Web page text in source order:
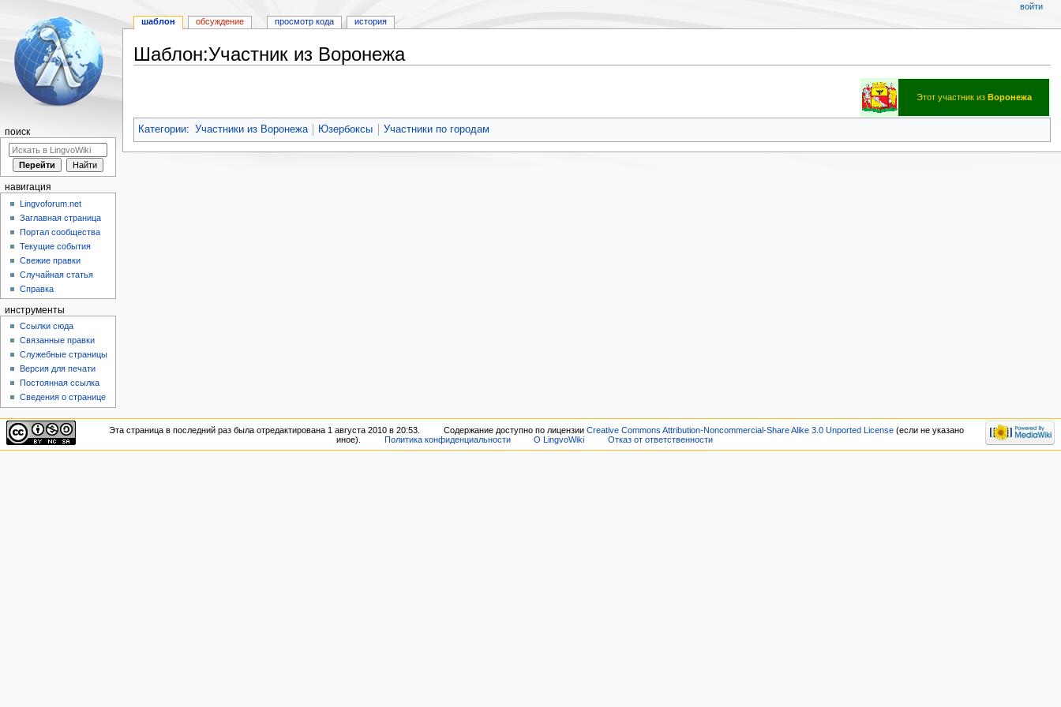
Шаблон:Участник из Воронежа
Этот участник из Воронежа
Категории: Участники из Воронежа Юзербоксы Участники по городам
шаблон обсуждение просмотр кода история
войти
поиск
навигация
Lingvoforum.net
Заглавная страница
Портал сообщества
Текущие события
Свежие правки
Случайная статья
Справка
инструменты
Ссылки сюда
Связанные правки
Служебные страницы
Версия для печати
Постоянная ссылка
Сведения о странице
Эта страница в последний раз была отредактирована 1 августа 2010 в 20:53. Содержание доступно по лицензии Creative Commons Attribution-Noncommercial-Share Alike 3.0 Unported License(если не указано
иное).
Политика конфиденциальности О LingvoWiki Отказ от ответственности